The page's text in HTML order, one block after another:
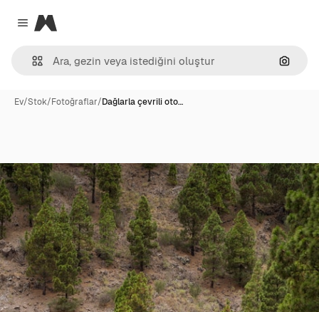
Close menu
Magnific
Ev/Stok/Fotoğraflar/Dağlarla çevrili oto…